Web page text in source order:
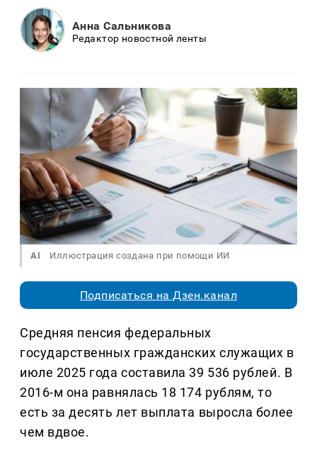
Анна Сальникова
Редактор новостной ленты
AI Иллюстрация создана при помощи ИИ
Подписаться на Дзен.канал
Средняя пенсия федеральных
государственных гражданских служащих в
июле 2025 года составила 39 536 рублей. В
2016-м она равнялась 18 174 рублям, то
есть за десять лет выплата выросла более
чем вдвое.